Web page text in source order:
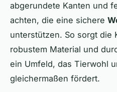
abgerundete Kanten und
achten, die eine sichere
unterstützen. So sorgt die
robustem Material und
ein Umfeld, das Tierwohl
gleichermaßen fördert.